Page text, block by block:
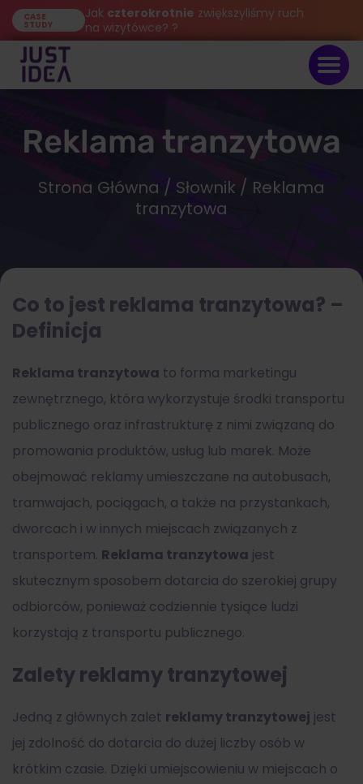
CASE
STUDY
Jak czterokrotnie zwiększyliśmy ruch
na wizytówce? ?
Reklama tranzytowa
Strona Główna / Słownik / Reklama
tranzytowa
Co to jest reklama tranzytowa? –
Definicja
Reklama tranzytowa to forma marketingu
zewnętrznego, która wykorzystuje środki transportu
publicznego oraz infrastrukturę z nimi związaną do
promowania produktów, usług lub marek. Może
obejmować reklamy umieszczane na autobusach,
tramwajach, pociągach, a także na przystankach,
dworcach i w innych miejscach związanych z
transportem. Reklama tranzytowa jest
skutecznym sposobem dotarcia do szerokiej grupy
odbiorców, ponieważ codziennie tysiące ludzi
korzystają z transportu publicznego.
Zalety reklamy tranzytowej
Jedną z głównych zalet reklamy tranzytowej jest
jej zdolność do dotarcia do dużej liczby osób w
krótkim czasie. Dzięki umiejscowieniu w miejscach o